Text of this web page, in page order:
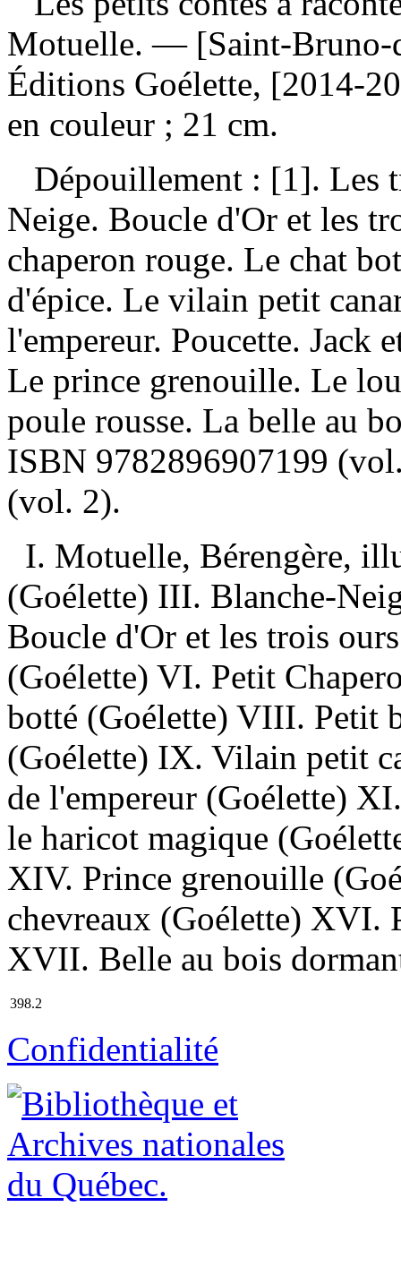
Motuelle. — [Saint-Bruno-
Éditions Goélette, [2014-
en couleur ; 21 cm.
Dépouillement : [1]. Les
Neige. Boucle d'Or et les
chaperon rouge. Le chat
d'épice. Le vilain petit
l'empereur. Poucette. Jack
Le prince grenouille. Le
poule rousse. La belle au
ISBN 9782896907199
(vol. 2).
I. Motuelle, Bérengère,
(Goélette) III. Blanche-
Boucle d'Or et les trois
(Goélette) VI. Petit
botté (Goélette) VIII. Petit
(Goélette) IX. Vilain petit
de l'empereur (Goélette)
le haricot magique
XIV. Prince grenouille
chevreaux (Goélette) XVI.
XVII. Belle au bois
398.2
Confidentialité